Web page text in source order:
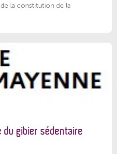
la constitution de la
du gibier sédentaire